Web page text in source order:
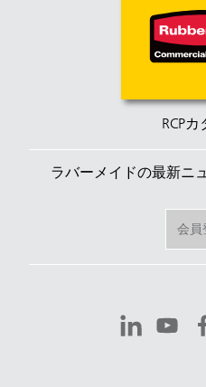
RCP
ラバーメイドの最新ニ
会員